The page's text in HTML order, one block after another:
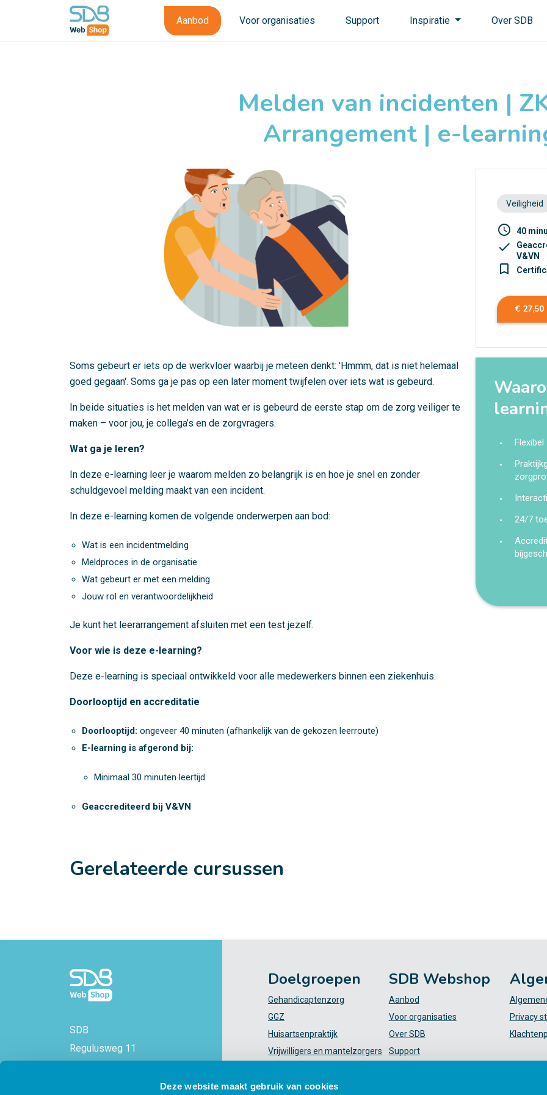
Deze website maakt gebruik van cookies
Aanbod Voor organisaties Support Inspiratie Over SDB
Melden van incidenten |
Arrangement | e-
Soms gebeurt er iets op de werkvloer waarbij je meteen denkt: 'Hmmm, dat is niet helemaal
goed gegaan'. Soms ga je pas op een later moment twijfelen over iets wat is gebeurd.
In beide situaties is het melden van wat er is gebeurd de eerste stap om de zorg veiliger te
maken – voor jou, je collega’s en de zorgvragers.
Wat ga je leren?
In deze e-learning leer je waarom melden zo belangrijk is en hoe je snel en zonder
schuldgevoel melding maakt van een incident.
In deze e-learning komen de volgende onderwerpen aan bod:
Wat is een incidentmelding
Meldproces in de organisatie
Wat gebeurt er met een melding
Jouw rol en verantwoordelijkheid
Je kunt het leerarrangement afsluiten met een test jezelf.
Voor wie is deze e-learning?
Deze e-learning is speciaal ontwikkeld voor alle medewerkers binnen een ziekenhuis.
Doorlooptijd en accreditatie
Doorlooptijd: ongeveer 40 minuten (afhankelijk van de gekozen leerroute)
E-learning is afgerond bij:
Minimaal 30 minuten leertijd
Geaccrediteerd bij V&VN
Veiligheid
access_time 40
check
V&VN
turned_in_not
€ 27,50
24/7
Gerelateerde cursussen
SDB
Regulusweg 11
Doelgroepen
Gehandicaptenzorg
GGZ
Huisartsenpraktijk
Vrijwilligers en mantelzorgers
Ziekenhuis
SDB Webshop
Aanbod
Voor organisaties
Over SDB
Support
Privacy